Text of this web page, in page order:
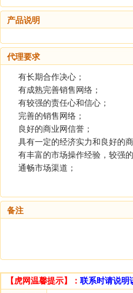
产品说明
代理要求
有长期合作决心；
有成熟完善销售网络；
有较强的责任心和信心；
完善的销售网络；
良好的商业网信誉；
具有一定的经济实力和良好的商
有丰富的市场操作经验，较强
通畅市场渠道；
备注
【虎网温馨提示】： 联系时请说明